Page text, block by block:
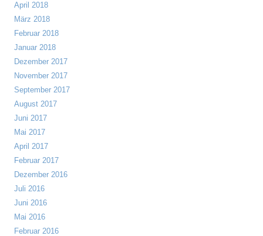
April 2018
März 2018
Februar 2018
Januar 2018
Dezember 2017
November 2017
September 2017
August 2017
Juni 2017
Mai 2017
April 2017
Februar 2017
Dezember 2016
Juli 2016
Juni 2016
Mai 2016
Februar 2016